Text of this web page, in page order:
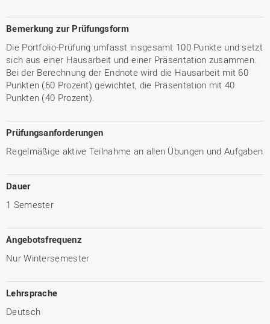
Bemerkung zur Prüfungsform
Die Portfolio-Prüfung umfasst insgesamt 100 Punkte und setzt
sich aus einer Hausarbeit und einer Präsentation zusammen.
Bei der Berechnung der Endnote wird die Hausarbeit mit 60
Punkten (60 Prozent) gewichtet, die Präsentation mit 40
Punkten (40 Prozent).
Prüfungsanforderungen
Regelmäßige aktive Teilnahme an allen Übungen und Aufgaben
Dauer
1 Semester
Angebotsfrequenz
Nur Wintersemester
Lehrsprache
Deutsch